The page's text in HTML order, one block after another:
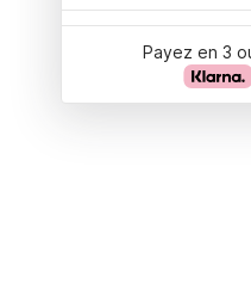
Payez en 3